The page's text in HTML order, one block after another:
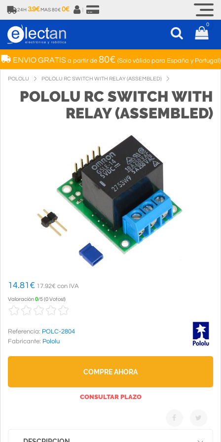
24H 3.9€ MAS 80€ 0€
0
ENVIO GRATISa partir de 80€ (Solo válido para España y Portugal)
POLOLU POLOLU RC SWITCH WITH RELAY (ASSEMBLED)
POLOLU RC SWITCH WITH
RELAY (ASSEMBLED)
14.81 € 17.92€ con IVA
Valoración0/5(0 Votos!)
Referencia: POLC-2804
Fabricante: Pololu
COMPRE AHORA
CONSULTAR PLAZO